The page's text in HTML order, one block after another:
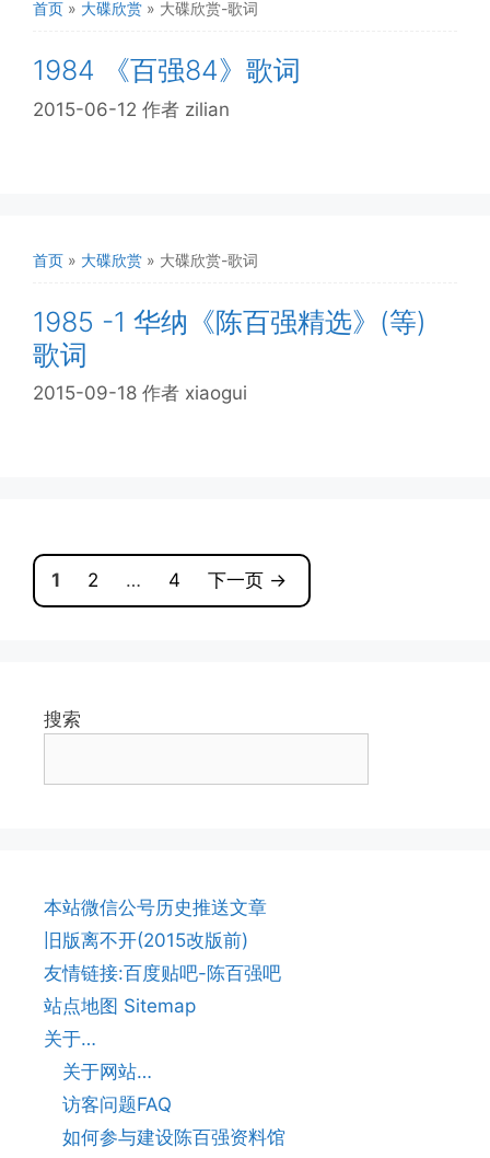
首页 » 大碟欣赏 » 大碟欣赏-歌词
1984 《百强84》歌词
2015-06-12 作者 zilian
首页 » 大碟欣赏 » 大碟欣赏-歌词
1985 -1 华纳《陈百强精选》(等)
歌词
2015-09-18 作者 xiaogui
页
面
1
页
面
2 …
页
面
4 下一页 →
搜索
本站微信公号历史推送文章
旧版离不开(2015改版前)
友情链接:百度贴吧-陈百强吧
站点地图 Sitemap
关于…
关于网站…
访客问题FAQ
如何参与建设陈百强资料馆